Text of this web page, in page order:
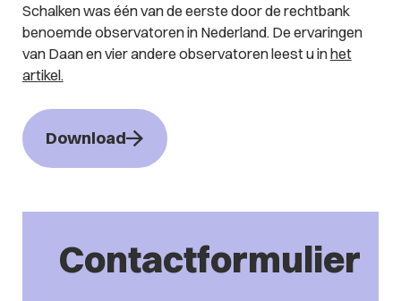
Schalken was één van de eerste door de rechtbank
benoemde observatoren in Nederland. De ervaringen
van Daan en vier andere observatoren leest u inhet
artikel.
Download
Contactformulier